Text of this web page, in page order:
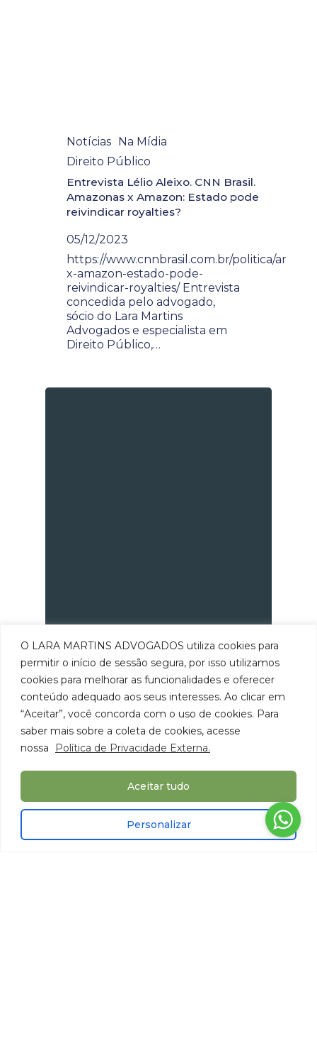
O LARA MARTINS ADVOGADOS utiliza cookies para
permitir o início de sessão segura, por isso utilizamos
cookies para melhorar as funcionalidades e oferecer
conteúdo adequado aos seus interesses. Ao clicar em
“Aceitar”, você concorda com o uso de cookies. Para
saber mais sobre a coleta de cookies, acesse
nossa
Política de Privacidade Externa.
Personalizar
Aceitar tudo
Notícias Na Mídia
Direito Público
Entrevista Lélio Aleixo. CNN Brasil.
Amazonas x Amazon: Estado pode
reivindicar royalties?
05/12/2023
https://www.cnnbrasil.com.br/politica/
x-amazon-estado-pode-
reivindicar-royalties/ Entrevista
concedida pelo advogado,
sócio do Lara Martins
Advogados e especialista em
Direito Público,…